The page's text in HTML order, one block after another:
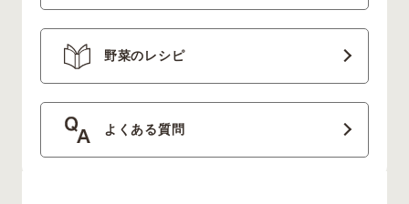
野菜のレシピ
よくある質問